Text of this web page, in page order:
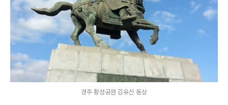
경주 황성공원 김유신 동상